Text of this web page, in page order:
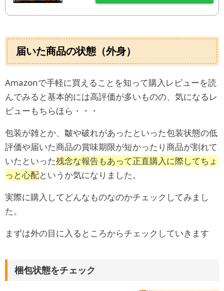
届いた商品の状態（外身）
Amazonで手軽に買えることを知って購入レビューを読
んでみると基本的には高評価が多いものの、気になるレ
ビューもちらほら・・・
包装が雑とか、皺や破れがあったといった包装状態の低
評価や届いた商品の賞味期限が短かったり商品が割れて
いたといった残念な報告もあって正直購入に際してちょ
っと心配というか気になりました。
実際に購入してどんなものなのかチェックしてみまし
た。
まずは外の目に入るところからチェックしていきます
梱包状態をチェック